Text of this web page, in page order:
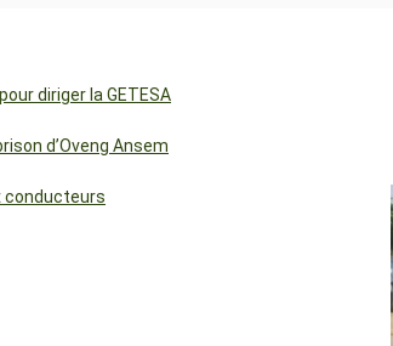
diriger la GETESA
d’Oveng Ansem
conducteurs